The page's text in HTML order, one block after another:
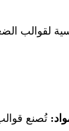
لقوالب
تُصنع